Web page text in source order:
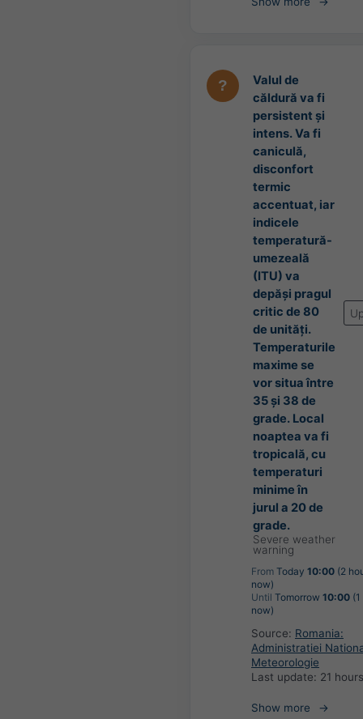
Valul de
căldură va fi
persistent și
intens. Va fi
caniculă,
disconfort
termic
accentuat, iar
indicele
temperatură-
umezeală
(ITU) va
depăși pragul
critic de 80
de unități.
Temperaturile
maxime se
vor situa între
35 și 38 de
grade. Local
noaptea va fi
tropicală, cu
temperaturi
minime în
jurul a 20 de
grade.
Severe weather
warning
From Today 10:00 (2
now)
Until Tomorrow 10:00
now)
Source: Romania:
Administratiei
Meteorologie
Last update: 21
Show more